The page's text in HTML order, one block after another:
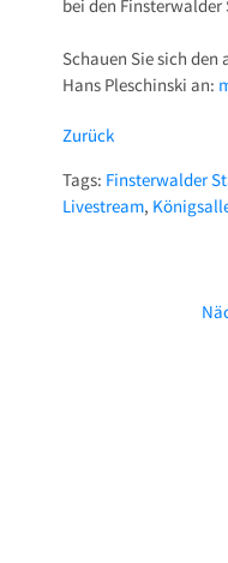
bei den
Schauen Sie sich
Hans Pleschinski an:
Zurück
Tags: Finsterwalder
Livestream,